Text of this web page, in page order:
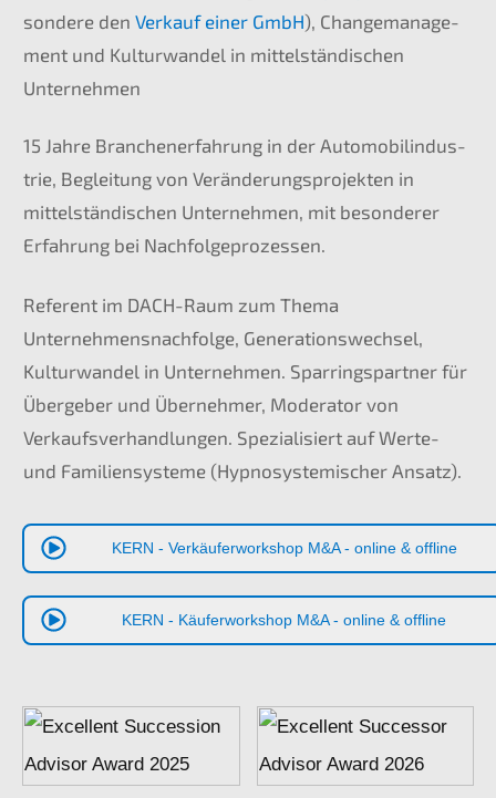
son­de­re den Verkauf einer GmbH), Change­ma­nage­
ment und Kultur­wan­del in mittel­stän­di­schen
Unternehmen
15 Jahre Branchen­er­fah­rung in der Automo­bil­in­dus­
trie, Beglei­tung von Verän­de­rungs­pro­jek­ten in
mittel­stän­di­schen Unter­neh­men, mit beson­de­rer
Erfah­rung bei Nachfolgeprozessen.
Referent im DACH-Raum zum Thema
Unternehmens­nachfolge, Generations­wechsel,
Kultur­wan­del in Unter­neh­men. Sparrings­part­ner für
Überge­ber und Überneh­mer, Modera­tor von
Verkaufs­ver­hand­lun­gen. Spezia­li­siert auf Werte-
und Famili­en­sys­te­me (Hypno­sys­te­mi­scher Ansatz).
KERN - Verkäuferworkshop M&A - online &offline
KERN - Käuferworkshop M&A - online & offline